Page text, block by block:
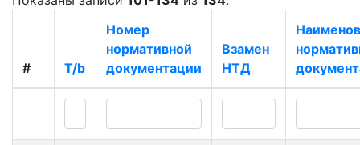
# T/b
Номер
нормативной
документации
Взамен
НТД